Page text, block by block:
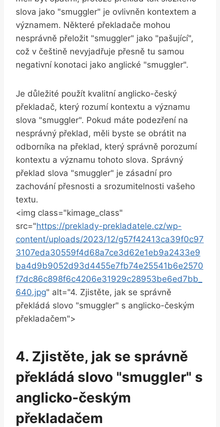
slova jako "smuggler" je ovlivněn kontextem a
významem. Některé překladače mohou
nesprávně přeložit "smuggler" jako "pašující",
což v češtině nevyjadřuje přesně tu samou
negativní konotaci jako anglické "smuggler".
Je důležité použít kvalitní anglicko-český
překladač, který rozumí kontextu a významu
slova "smuggler". Pokud máte podezření na
nesprávný překlad, měli byste se obrátit na
odborníka na překlad, který správně porozumí
kontextu a významu tohoto slova. Správný
překlad slova "smuggler" je zásadní pro
zachování přesnosti a srozumitelnosti vašeho
textu.
<img class="kimage_class"
src="https://preklady-prekladatele.cz/wp-
content/uploads/2023/12/g57f42413ca39f0c97
3107eda30559f4d68a7ce3d62e1eb9a2433e9
ba4d9b9052d93d4455e7fb74e25541b6e2570
f7dc86c898f6c4206e31929c28953be6ed7bb_
640.jpg" alt="4. Zjistěte, jak se správně
překládá slovo "smuggler" s anglicko-českým
překladačem">
4. Zjistěte, jak se správně
překládá slovo "smuggler" s
anglicko-českým
překladačem